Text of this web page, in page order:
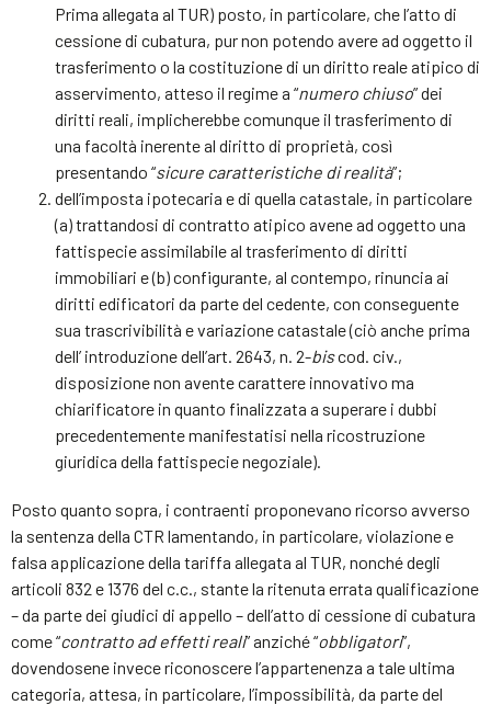
Prima allegata al TUR) posto, in particolare, che l’atto di
cessione di cubatura, pur non potendo avere ad oggetto il
trasferimento o la costituzione di un diritto reale atipico di
asservimento, atteso il regime a “numero chiuso” dei
diritti reali, implicherebbe comunque il trasferimento di
una facoltà inerente al diritto di proprietà, così
presentando “sicure caratteristiche di realità”;
dell’imposta ipotecaria e di quella catastale, in particolare
(a) trattandosi di contratto atipico avene ad oggetto una
fattispecie assimilabile al trasferimento di diritti
immobiliari e (b) configurante, al contempo, rinuncia ai
diritti edificatori da parte del cedente, con conseguente
sua trascrivibilità e variazione catastale (ciò anche prima
dell’ introduzione dell’art. 2643, n. 2-biscod. civ.,
disposizione non avente carattere innovativo ma
chiarificatore in quanto finalizzata a superare i dubbi
precedentemente manifestatisi nella ricostruzione
giuridica della fattispecie negoziale).
Posto quanto sopra, i contraenti proponevano ricorso avverso
la sentenza della CTR lamentando, in particolare, violazione e
falsa applicazione della tariffa allegata al TUR, nonché degli
articoli 832 e 1376 del c.c., stante la ritenuta errata qualificazione
– da parte dei giudici di appello – dell’atto di cessione di cubatura
come “contratto ad effetti reali” anziché “obbligatori”,
dovendosene invece riconoscere l’appartenenza a tale ultima
categoria, attesa, in particolare, l’impossibilità, da parte del